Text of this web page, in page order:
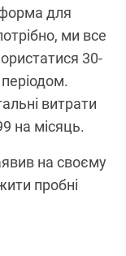
для
ми все
30-
витрати
на місяць.
на своєму
пробні